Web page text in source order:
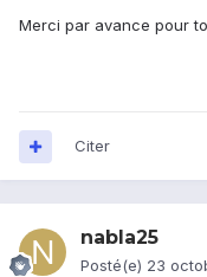
Merci par avance pour
Citer
nabla25
Posté(e) 23